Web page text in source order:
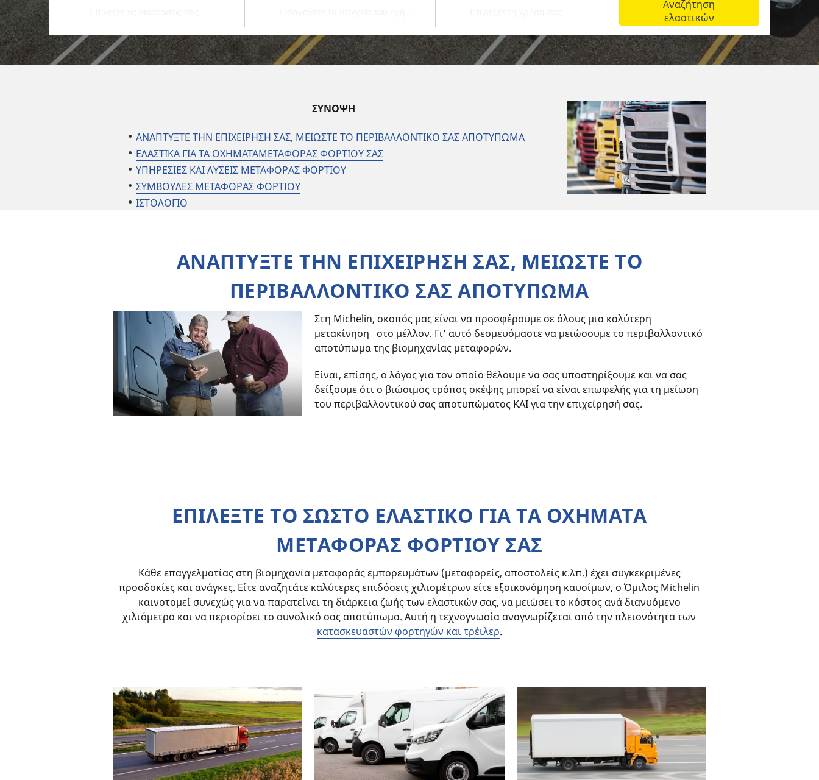
Αυτοκίνητα και SUV
Μοτοσυκλέτες και scooter
Ποδήλατα
Αναζήτηση
ελαστικών
ΣΥΝΟΨΗ
ΑΝΑΠΤΥΞΤΕ ΤΗΝ ΕΠΙΧΕΙΡΗΣΗ ΣΑΣ, ΜΕΙΩΣΤΕ ΤΟ ΠΕΡΙΒΑΛΛΟΝΤΙΚΟ ΣΑΣ ΑΠΟΤΥΠΩΜΑ
ΕΛΑΣΤΙΚΑ ΓΙΑ ΤΑ ΟΧΗΜΑΤΑΜΕΤΑΦΟΡΑΣ ΦΟΡΤΙΟΥ ΣΑΣ
ΥΠΗΡΕΣΙΕΣ ΚΑΙ ΛΥΣΕΙΣ ΜΕΤΑΦΟΡΑΣ ΦΟΡΤΙΟΥ
ΣΥΜΒΟΥΛΕΣ ΜΕΤΑΦΟΡΑΣ ΦΟΡΤΙΟΥ
ΙΣΤΟΛΟΓΙΟ
ΑΝΑΠΤΥΞΤΕ ΤΗΝ ΕΠΙΧΕΙΡΗΣΗ ΣΑΣ, ΜΕΙΩΣΤΕ ΤΟ
ΠΕΡΙΒΑΛΛΟΝΤΙΚΟ ΣΑΣ ΑΠΟΤΥΠΩΜΑ
Στη Michelin, σκοπός μας είναι να προσφέρουμε σε όλους μια καλύτερη
μετακίνηση στο μέλλον. Γι’ αυτό δεσμευόμαστε να μειώσουμε το περιβαλλοντικό
αποτύπωμα της βιομηχανίας μεταφορών.
Είναι, επίσης, ο λόγος για τον οποίο θέλουμε να σας υποστηρίξουμε και να σας
δείξουμε ότι ο βιώσιμος τρόπος σκέψης μπορεί να είναι επωφελής για τη μείωση
του περιβαλλοντικού σας αποτυπώματος ΚΑΙ για την επιχείρησή σας.
ΕΠΙΛΕΞΤΕ ΤΟ ΣΩΣΤΟ ΕΛΑΣΤΙΚΟ ΓΙΑ ΤΑ ΟΧΗΜΑΤΑ
ΜΕΤΑΦΟΡΑΣ ΦΟΡΤΙΟΥ ΣΑΣ
Κάθε επαγγελματίας στη βιομηχανία μεταφοράς εμπορευμάτων (μεταφορείς, αποστολείς κ.λπ.) έχει συγκεκριμένες
προσδοκίες και ανάγκες. Είτε αναζητάτε καλύτερες επιδόσεις χιλιομέτρων είτε εξοικονόμηση καυσίμων, ο Όμιλος Michelin
καινοτομεί συνεχώς για να παρατείνει τη διάρκεια ζωής των ελαστικών σας, να μειώσει το κόστος ανά διανυόμενο
χιλιόμετρο και να περιορίσει το συνολικό σας αποτύπωμα. Αυτή η τεχνογνωσία αναγνωρίζεται από την πλειονότητα των
κατασκευαστών φορτηγών και τρέιλερ.